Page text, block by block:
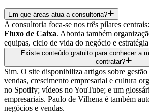
Em que áreas atua a consultoria?
A consultoria foca-se nos três pilares centrais:
Fluxo de Caixa. Aborda também
equipas, ciclo de vida do negócio e
Existe conteúdo gratuito para conhecer a
contratar?
Sim. O site disponibiliza artigos sobre
vendas, crescimento empresarial e cultura
no Spotify; vídeos no YouTube; e um
empresariais. Paulo de Vilhena é também
negócios e vendas.